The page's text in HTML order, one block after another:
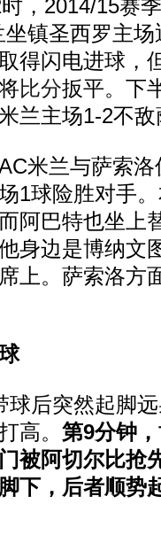
，2014/15赛季
坐镇圣西罗主
得闪电进球，
比分扳平。下
兰主场1-2不
兰与萨索洛
1球险胜对手
阿巴特也坐上
身边是博纳文
上。萨索洛方
后突然起脚远
高。 第9分钟
被阿切尔比抢
下，后者顺势